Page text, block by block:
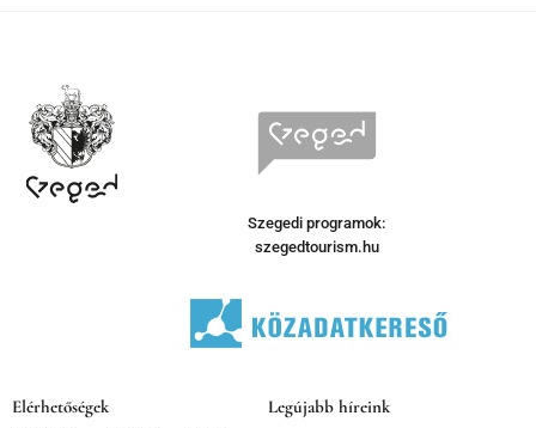
Szegedi programok:
szegedtourism.hu
Elérhetőségek Legújabb híreink